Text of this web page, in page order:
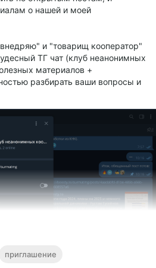
о нашей и моей
и "товарищ кооператор"
ТГ чат (клуб неанонимных
материалов +
разбирать ваши вопросы и
приглашение